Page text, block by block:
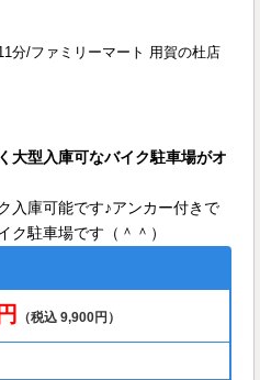
分/ファミリーマート 用賀の杜店
大型入庫可なバイク駐車場がオ
入庫可能です♪アンカー付きで
ク駐車場です（＾＾）
（税込 9,900円）